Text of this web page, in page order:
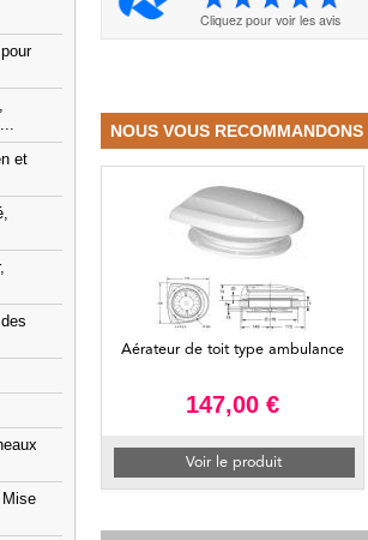
et
Cliquez pour voir les avis
NOUS VOUS
Aérateur de toit type ambulance
147,00 €
Voir le produit